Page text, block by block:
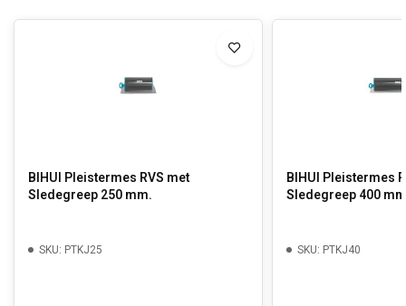
BIHUI Pleistermes RVS met
Sledegreep 250 mm.
SKU: PTKJ25
BIHUI Pleistermes
Sledegreep 400
SKU: PTKJ40